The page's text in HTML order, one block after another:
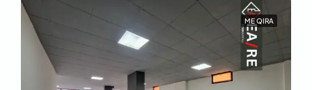
ME QIRA